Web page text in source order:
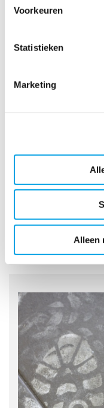
Voorkeuren
Statistieken
Marketing
Alleen